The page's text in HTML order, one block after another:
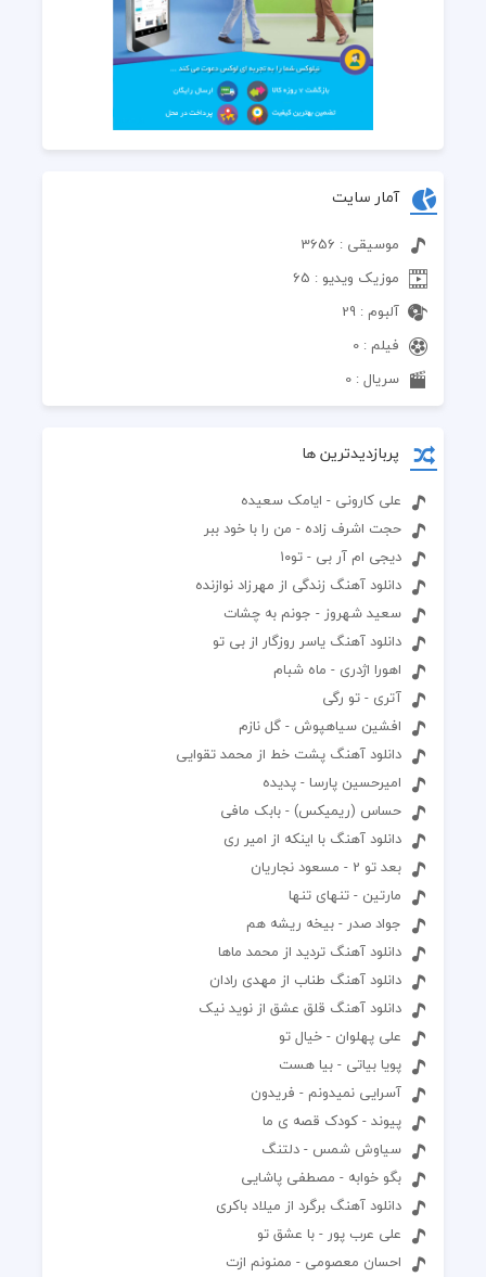
آمار سایت
موسیقی : 3656
موزیک ویدیو : 65
آلبوم : 29
فیلم : 0
سریال : 0
پربازدیدترین ها
علی کارونی - ایامک سعیده
حجت اشرف زاده - من را با خود ببر
دیجی ام آر بی - تو۱۰
دانلود آهنگ زندگی از مهرزاد نوازنده
سعید شهروز - جونم به چشات
دانلود آهنگ یاسر روزگار از بی تو
اهورا اژدری - ماه شبام
آتری - تو رگی
افشین سیاهپوش - گل نازم
دانلود آهنگ پشت خط از محمد تقوایی
امیرحسین پارسا - پدیده
حساس (ریمیکس) - بابک مافی
دانلود آهنگ با اینکه از امیر ری
بعد تو 2 - مسعود نجاریان
مارتین - تنهای تنها
جواد صدر - بیخه ریشه هم
دانلود آهنگ تردید از محمد ماها
دانلود آهنگ طناب از مهدی رادان
دانلود آهنگ قلق عشق از نوید نیک
علی پهلوان - خیال تو
پویا بیاتی - بیا هست
آسرایی نمیدونم - فریدون
پیوند - کودک قصه ی ما
سیاوش شمس - دلتنگ
بگو خوابه - مصطفی پاشایی
دانلود آهنگ برگرد از میلاد باکری
علی عرب پور - با عشق تو
احسان معصومی - ممنونم ازت